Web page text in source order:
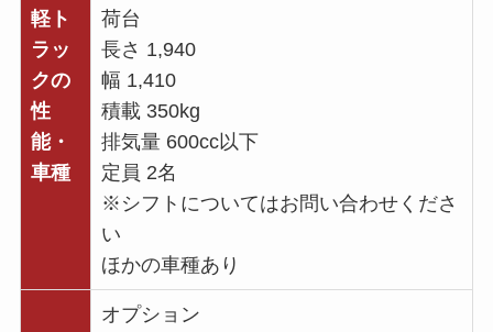
軽ト
ラッ
クの
性
能・
車種
荷台
長さ 1,940
幅 1,410
積載 350kg
排気量 600cc以下
定員 2名
※シフトについてはお問い合わせくださ
い
ほかの車種あり
オプション